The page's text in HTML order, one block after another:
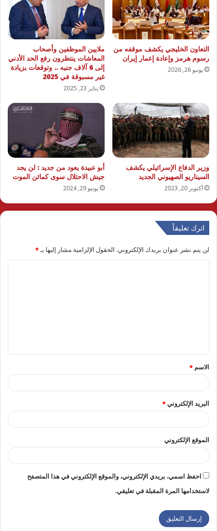
التعاون الخليجي يكشف موقفه من
رسوم هرمز وإعادة إعمار إيران
يونيو 26, 2026
ملايين الموظفين وأصحاب
المعاشات ينتظرون رفع الحد الأدني
إلى 6 آلاف جنيه .. وتوقعات بزيادة
غير مسبوقة في 2025
يناير 23, 2025
وزير الدفاع الإسرائيلي يكشف
السيناريو الصهيوني الجديد
أكتوبر 20, 2023
أبو عبيدة يعود من جديد : لن يجد
جيش الاحتلال سوى كمائن الموت
يونيو 29, 2024
اترك تعليقاً
لن يتم نشر عنوان بريدك الإلكتروني. الحقول الإلزامية مشار إليها بـ*
ق
*
الاسم *
البريد الإلكتروني*
الموقع الإلكتروني
احفظ اسمي، بريدي الإلكتروني، والموقع الإلكتروني في هذا المتصفح
لاستخدامها المرة المقبلة في تعليقي.